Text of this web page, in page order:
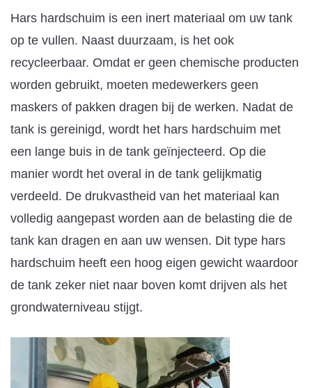
Hars hardschuim is een inert materiaal om uw tank
op te vullen. Naast duurzaam, is het ook
recycleerbaar. Omdat er geen chemische producten
worden gebruikt, moeten medewerkers geen
maskers of pakken dragen bij de werken. Nadat de
tank is gereinigd, wordt het hars hardschuim met
een lange buis in de tank geïnjecteerd. Op die
manier wordt het overal in de tank gelijkmatig
verdeeld. De drukvastheid van het materiaal kan
volledig aangepast worden aan de belasting die de
tank kan dragen en aan uw wensen. Dit type hars
hardschuim heeft een hoog eigen gewicht waardoor
de tank zeker niet naar boven komt drijven als het
grondwaterniveau stijgt.